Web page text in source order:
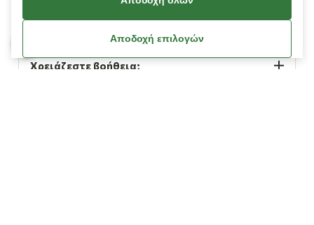
Πληροφορίες
Χρειάζεστε βοήθεια;
Αποδοχή επιλογών